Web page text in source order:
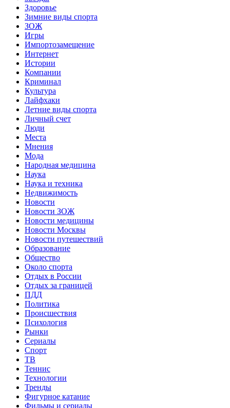
Здоровье
Зимние виды спорта
ЗОЖ
Игры
Импортозамещение
Интернет
Истории
Компании
Криминал
Культура
Лайфхаки
Летние виды спорта
Личный счет
Люди
Места
Мнения
Мода
Народная медицина
Наука
Наука и техника
Недвижимость
Новости
Новости ЗОЖ
Новости медицины
Новости Москвы
Новости путешествий
Образование
Общество
Около спорта
Отдых в России
Отдых за границей
ПДД
Политика
Происшествия
Психология
Рынки
Сериалы
Спорт
ТВ
Теннис
Технологии
Тренды
Фигурное катание
Фильмы и сериалы